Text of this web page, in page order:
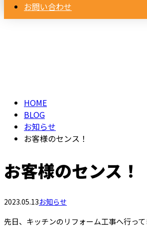
お問い合わせ
HOME
BLOG
お知らせ
お客様のセンス！
お客様のセンス！
2023.05.13お知らせ
先日、キッチンのリフォーム工事へ行って